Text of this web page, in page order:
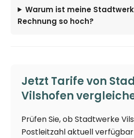
Warum ist meine
Rechnung so hoch?
Jetzt Tarife von
Vilshofen
Prüfen Sie, ob Stadtwerke
Postleitzahl aktuell